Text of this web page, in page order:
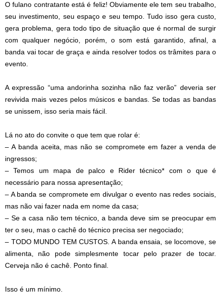
O fulano contratante está é feliz! Obviamente ele tem seu trabalho,
seu investimento, seu espaço e seu tempo. Tudo isso gera custo,
gera problema, gera todo tipo de situação que é normal de surgir
com qualquer negócio, porém, o som está garantido, afinal, a
banda vai tocar de graça e ainda resolver todos os trâmites para o
evento.
A expressão “uma andorinha sozinha não faz verão” deveria ser
revivida mais vezes pelos músicos e bandas. Se todas as bandas
se unissem, isso seria mais fácil.
Lá no ato do convite o que tem que rolar é:
– A banda aceita, mas não se compromete em fazer a venda de
ingressos;
– Temos um mapa de palco e Rider técnico* com o que é
necessário para nossa apresentação;
– A banda se compromete em divulgar o evento nas redes sociais,
mas não vai fazer nada em nome da casa;
– Se a casa não tem técnico, a banda deve sim se preocupar em
ter o seu, mas o cachê do técnico precisa ser negociado;
– TODO MUNDO TEM CUSTOS. A banda ensaia, se locomove, se
alimenta, não pode simplesmente tocar pelo prazer de tocar.
Cerveja não é cachê. Ponto final.
Isso é um mínimo.